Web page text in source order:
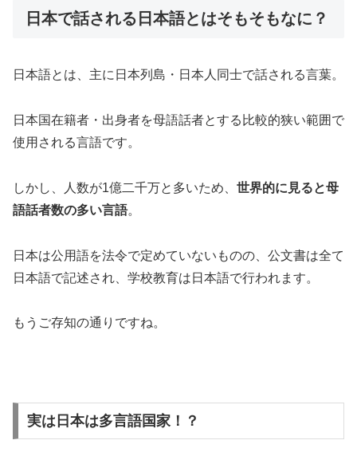
日本で話される日本語とはそもそもなに？
日本語とは、主に日本列島・日本人同士で話される言葉。
日本国在籍者・出身者を母語話者とする比較的狭い範囲で
使用される言語です。
しかし、人数が1億二千万と多いため、 世界的に見ると母
語話者数の多い言語。
日本は公用語を法令で定めていないものの、公文書は全て
日本語で記述され、学校教育は日本語で行われます。
もうご存知の通りですね。
実は日本は多言語国家！？